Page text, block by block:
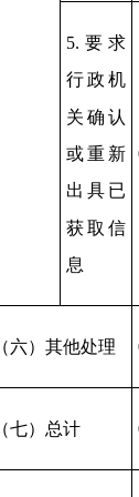
5.要求
行政机
关确认
或重新
出具已
获取信
息
（六）其他处理
（七）总计